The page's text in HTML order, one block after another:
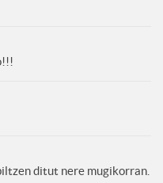
ditut nere mugikorran.